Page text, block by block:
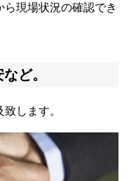
現場状況の確認でき
ど。
します。